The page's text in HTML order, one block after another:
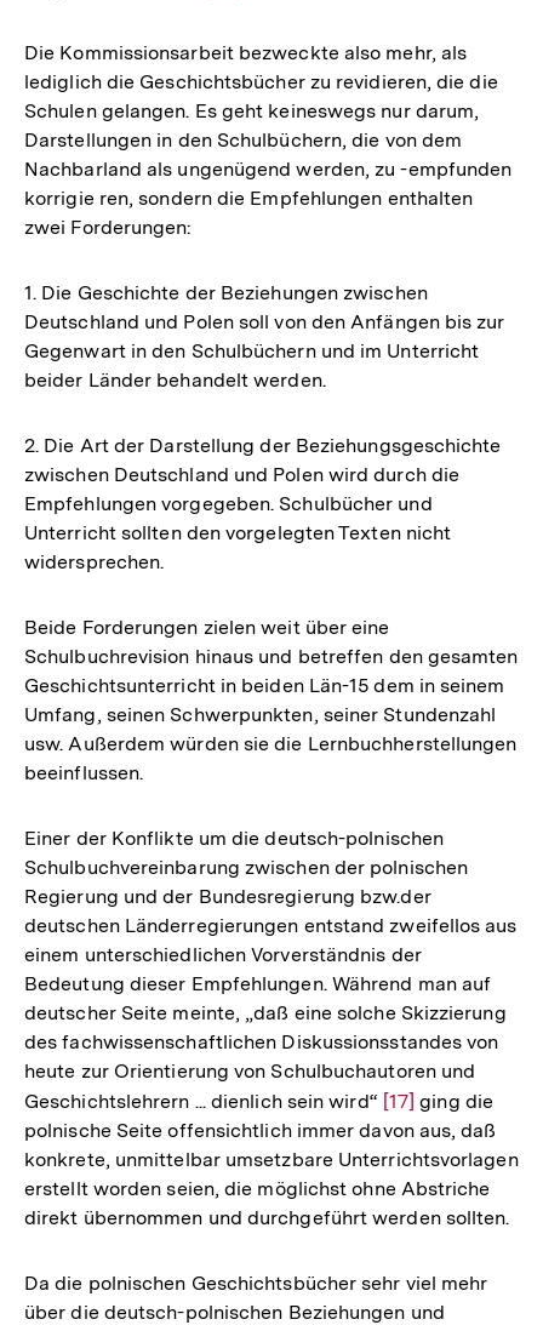
der
Fußnote
Die Kommissionsarbeit bezweckte also mehr, als
lediglich die Geschichtsbücher zu revidieren, die die
Schulen gelangen. Es geht keineswegs nur darum,
Darstellungen in den Schulbüchern, die von dem
Nachbarland als ungenügend werden, zu -empfunden
korrigie ren, sondern die Empfehlungen enthalten
zwei Forderungen:
1. Die Geschichte der Beziehungen zwischen
Deutschland und Polen soll von den Anfängen bis zur
Gegenwart in den Schulbüchern und im Unterricht
beider Länder behandelt werden.
2. Die Art der Darstellung der Beziehungsgeschichte
zwischen Deutschland und Polen wird durch die
Empfehlungen vorgegeben. Schulbücher und
Unterricht sollten den vorgelegten Texten nicht
widersprechen.
Beide Forderungen zielen weit über eine
Schulbuchrevision hinaus und betreffen den gesamten
Geschichtsunterricht in beiden Län-15 dem in seinem
Umfang, seinen Schwerpunkten, seiner Stundenzahl
usw. Außerdem würden sie die Lernbuchherstellungen
beeinflussen.
Einer der Konflikte um die deutsch-polnischen
Schulbuchvereinbarung zwischen der polnischen
Regierung und der Bundesregierung bzw.der
deutschen Länderregierungen entstand zweifellos aus
einem unterschiedlichen Vorverständnis der
Bedeutung dieser Empfehlungen. Während man auf
deutscher Seite meinte, „daß eine solche Skizzierung
des fachwissenschaftlichen Diskussionsstandes von
heute zur Orientierung von Schulbuchautoren und
Geschichtslehrern ... dienlich sein wird“ Zur
Auflösung
der
Fußnote
[17] ging die
polnische Seite offensichtlich immer davon aus, daß
konkrete, unmittelbar umsetzbare Unterrichtsvorlagen
erstellt worden seien, die möglichst ohne Abstriche
direkt übernommen und durchgeführt werden sollten.
Da die polnischen Geschichtsbücher sehr viel mehr
über die deutsch-polnischen Beziehungen und